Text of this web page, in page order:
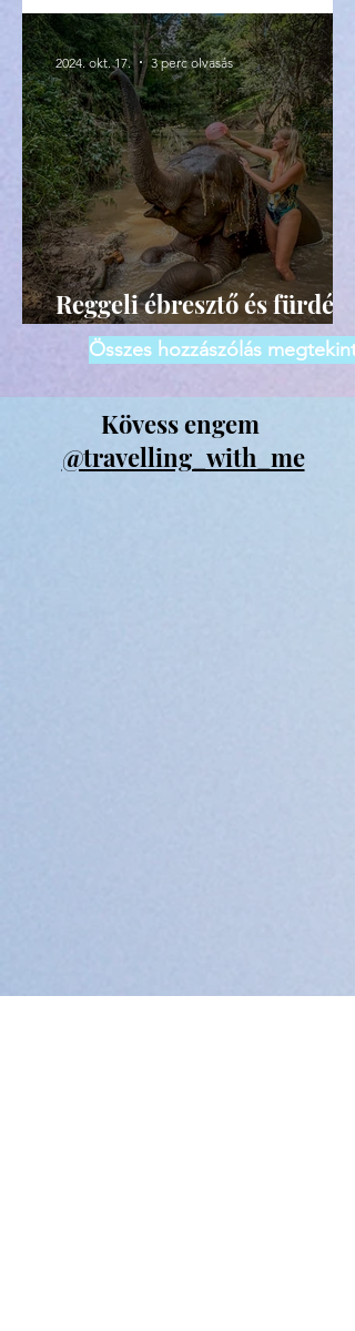
Reggeli ébresztő és fürdés
elefántokkal Thaiföldön
2024. okt. 17. 3 perc olvasás
Összes hozzászólás
Kövess engem
@travelling_with_me